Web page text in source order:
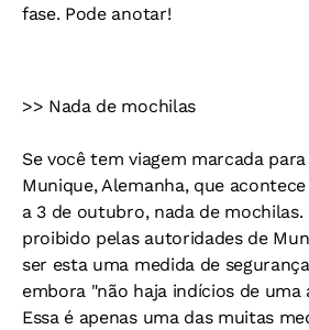
fase. Pode anotar!
>> Nada de mochilas
Se você tem viagem marcada
Munique, Alemanha, que
a 3 de outubro, nada de
proibido pelas autoridades de
ser esta uma medida de
embora "não haja indícios de uma
Essa é apenas uma das muitas